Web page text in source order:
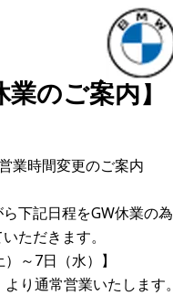
業のご案内】
業時間変更のご案内
下記日程をGW休業の為
ただきます。
）～7日（水）】
り通常営業いたします。